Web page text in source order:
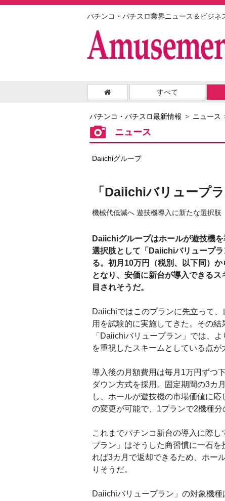
パチンコ・パチスロ業界ニュース＆ビジネ
すべて
パチンコ・パチスロ最新情報 ニュース
ニュース
Daiichiグループ
「Daiichiバリュープ
機械代低減へ 遊技機導入に新たな選択肢
Daiichiグループはホールが遊技機
選択肢として「Daiichiバリュープ
る。初月10万円（税別、以下同）
となり、安価に新台が導入できるス
目されそうだ。
Daiichiではこのプランに先立って
用を試験的に実施してきた。その結
「Daiichiバリュープラン」では、
を重視したスキームとしている点が
導入後の月額費用は毎月1万円ずつ
ダウン方式を採用。固定期間の3カ
し、ホールが遊技機の市場価値に
の変更が可能で、1プランで2機種分
これまでパチンコ新台の導入に際
プラン」はそうした商習慣に一石
れば3カ月で返却できるため、ホー
りそうだ。
Daiichiバリュープラン」の対象機